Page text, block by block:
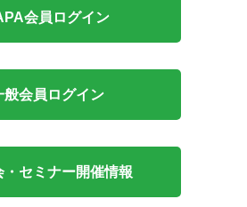
会員ログイン
般会員ログイン
・セミナー開催情報